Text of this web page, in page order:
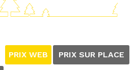
PRIX WEB PRIX SUR PLACE